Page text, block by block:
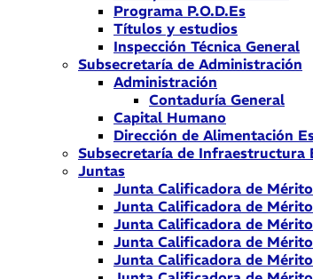
Programa P.O.D.Es
Títulos y estudios
Inspección Técnica General
Subsecretaría de Administración
Administración
Contaduría General
Capital Humano
Dirección de Alimentación
Subsecretaría de Infraestructura
Juntas
Junta Calificadora de
Junta Calificadora de
Junta Calificadora de
Junta Calificadora de
Junta Calificadora de